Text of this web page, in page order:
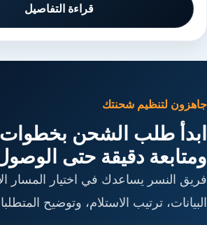
قراءة التفاصيل
جاهزون لتنظيم شحنتك
ابدأ طلب الشحن
ومتابعة دقيقة حتى
فريق النسر يساعدك في اختيار المسار
البيانات، ترتيب الاستلام، وتوضيح